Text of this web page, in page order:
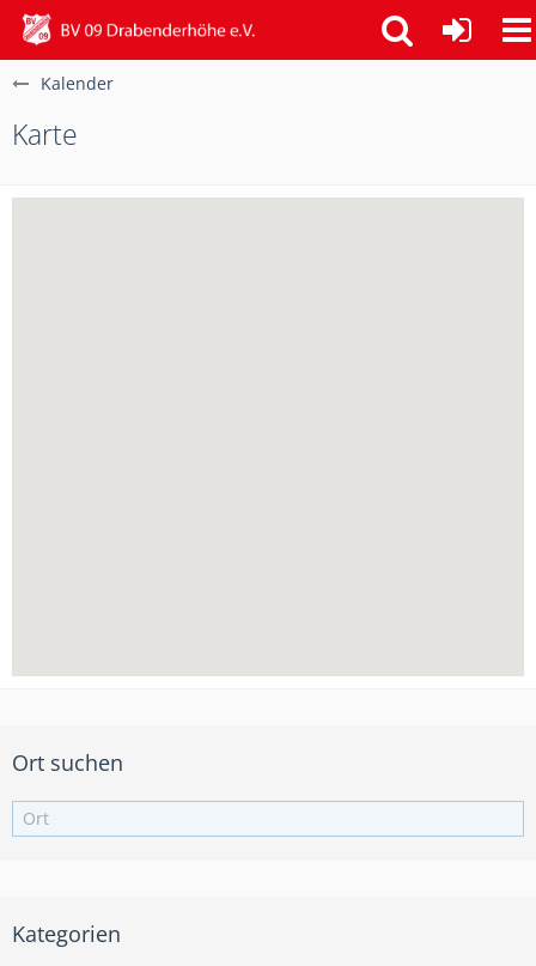
Kalender
Karte
Ort suchen
Kategorien